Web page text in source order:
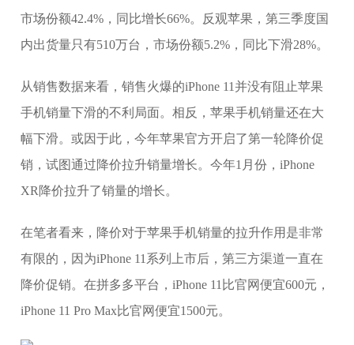
市场份额42.4%，同比增长66%。反观苹果，第三季度国
内出货量只有510万台，市场份额5.2%，同比下滑28%。
从销售数据来看，销售火爆的iPhone 11并没有阻止苹果
手机销量下滑的不利局面。相反，苹果手机销量还在大
幅下滑。或因于此，今年苹果官方开启了第一轮降价促
销，试图通过降价拉升销量增长。今年1月份，iPhone
XR降价拉升了销量的增长。
在笔者看来，降价对于苹果手机销量的拉升作用是非常
有限的，因为iPhone 11系列上市后，第三方渠道一直在
降价促销。在拼多多平台，iPhone 11比官网便宜600元，
iPhone 11 Pro Max比官网便宜1500元。